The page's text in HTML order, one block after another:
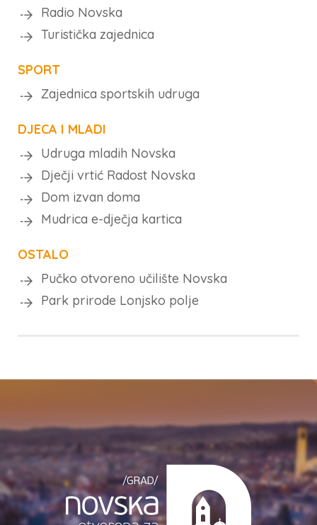
Radio Novska
Turistička zajednica
SPORT
Zajednica sportskih udruga
DJECA I MLADI
Udruga mladih Novska
Dječji vrtić Radost Novska
Dom izvan doma
Mudrica e-dječja kartica
OSTALO
Pučko otvoreno učilište Novska
Park prirode Lonjsko polje